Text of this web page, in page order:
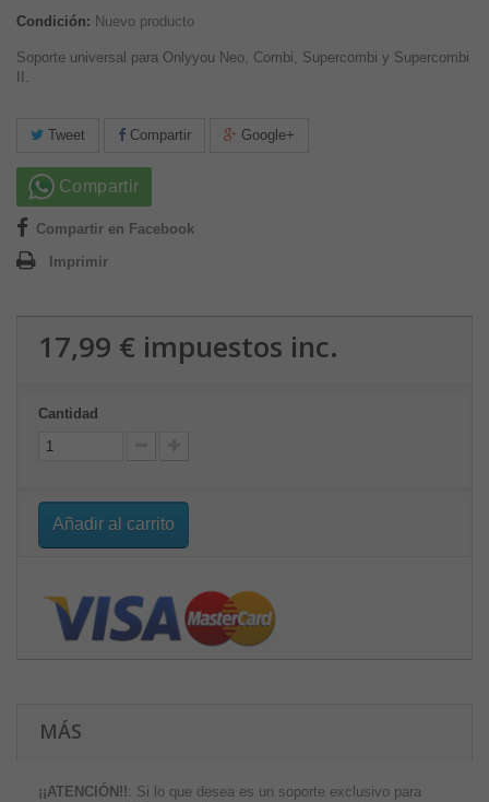
Condición: Nuevo producto
Soporte universal para Onlyyou Neo, Combi, Supercombi y Supercombi
II.
Tweet Compartir Google+
Compartir
Compartir en Facebook
Imprimir
17,99 € impuestos inc.
Cantidad
Añadir al carrito
MÁS
¡¡ATENCIÓN!!: Si lo que desea es un soporte exclusivo para